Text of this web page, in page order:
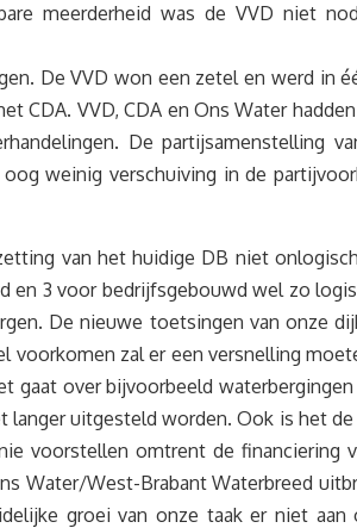
meerderheid was de VVD niet
De VVD won een zetel en werd
CDA. VVD, CDA en Ons Water
De
weinig verschuiving in de
van het huidige DB niet
en 3 voor bedrijfsgebouwd wel zo
De nieuwe toetsingen van onze
zal er een versnelling
gaat over bijvoorbeeld
langer uitgesteld worden. Ook is het
voorstellen omtrent de financiering
Water/West-Brabant Waterbreed
groei van onze taak er niet